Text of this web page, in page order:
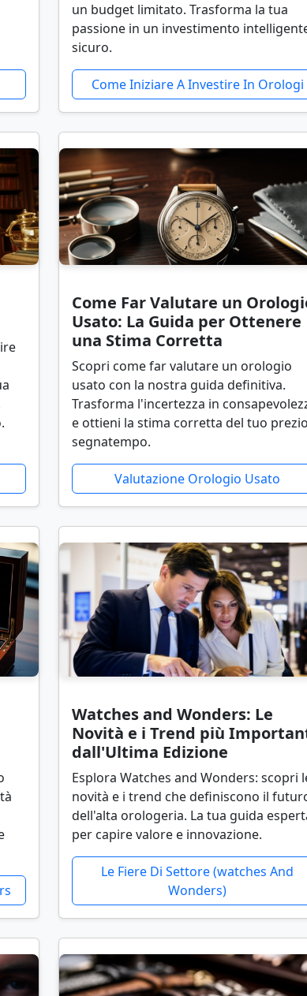
un budget limitato. Trasforma la tua
passione in un investimento
sicuro.
Come Iniziare A Investire In Orologi
Come Far Valutare un
Usato: La Guida per Ottenere
una Stima Corretta
Scopri come far valutare un orologio
usato con la nostra guida definitiva.
Trasforma l'incertezza in
e ottieni la stima corretta del tuo
segnatempo.
Valutazione Orologio Usato
Watches and Wonders: Le
Novità e i Trend più
dall'Ultima Edizione
Esplora Watches and Wonders: scopri
novità e i trend che definiscono il
dell'alta orologeria. La tua guida
per capire valore e innovazione.
Le Fiere Di Settore (watches And
Wonders)